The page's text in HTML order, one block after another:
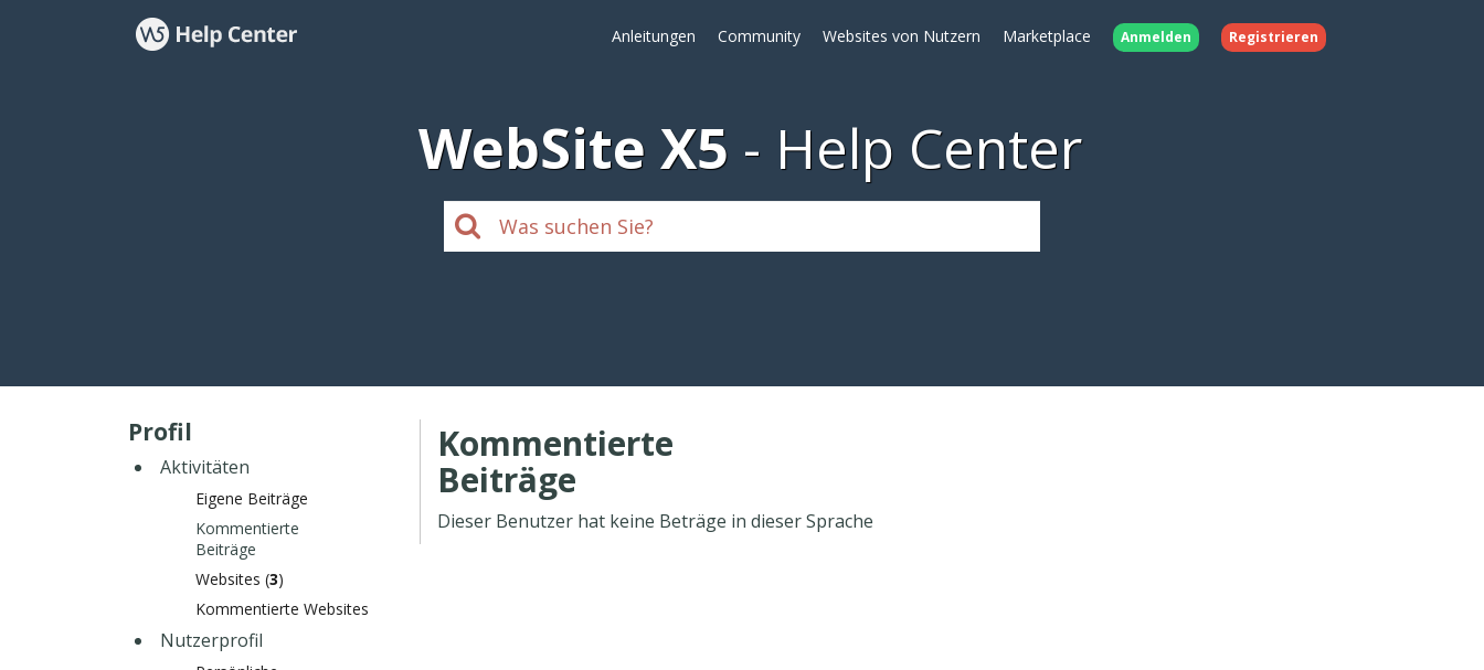
Anleitungen Community Websites von Nutzern Marketplace Anmelden Registrieren
WebSite X5 Help Center
Profil
Aktivitäten
Eigene Beiträge
Kommentierte
Beiträge
Websites (3)
Kommentierte Websites
Nutzerprofil
Kommentierte
Beiträge
Dieser Benutzer hat keine Beträge in dieser Sprache